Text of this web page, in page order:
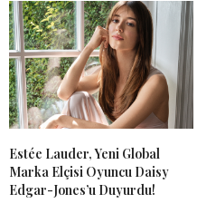
Estée Lauder, Yeni Global
Marka Elçisi Oyuncu Daisy
Edgar-Jones’u Duyurdu!